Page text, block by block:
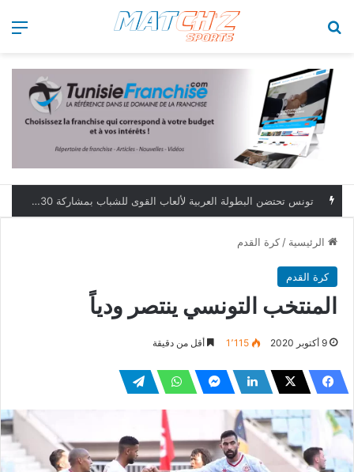
تونس تحتضن البطولة العربية لألعاب القوى للشباب بمشاركة 230 رياضياً
الرئيسية / كرة القدم
كرة القدم
المنتخب التونسي ينتصر ودياً
9 أكتوبر 2020 1٬115 أقل من دقيقة